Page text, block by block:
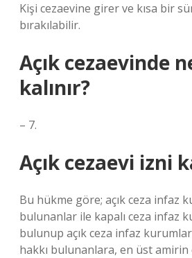
Kişi cezaevine girer ve kısa bir
bırakılabilir.
Açık cezaevinde
kalınır?
– 7.
Açık cezaevi izni
Bu hükme göre; açık ceza infaz
bulunanlar ile kapalı ceza infaz
bulunup açık ceza infaz
hakkı bulunanlara, en üst amirin